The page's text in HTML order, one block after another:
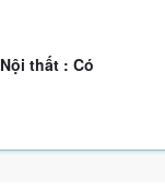
Nội thất : Có